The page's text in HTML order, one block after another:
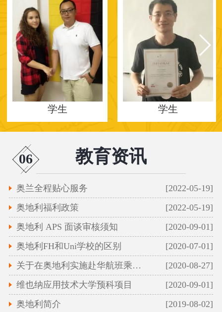
学生 学生
06 教育资讯
奥兰全程贴心服务
[2022-05-19]
奥地利福利政策
[2022-05-19]
奥地利 APS 面谈审核须知
[2020-09-01]
奥地利FH和Uni学校的区别
[2020-07-01]
关于在奥地利实施赴华航班乘客凭新冠病毒核
[2020-08-27]
维也纳应用技术大学预科项目
[2020-09-01]
奥地利简介
[2019-08-02]